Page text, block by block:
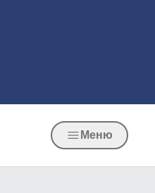
Меню